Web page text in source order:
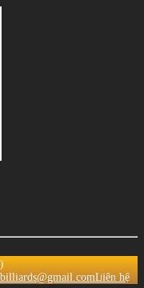
Liên hệ